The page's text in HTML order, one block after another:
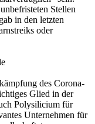
Stellen
in den letzten
oder
des Corona-
Glied in der
Polysilicium für
Unternehmen für